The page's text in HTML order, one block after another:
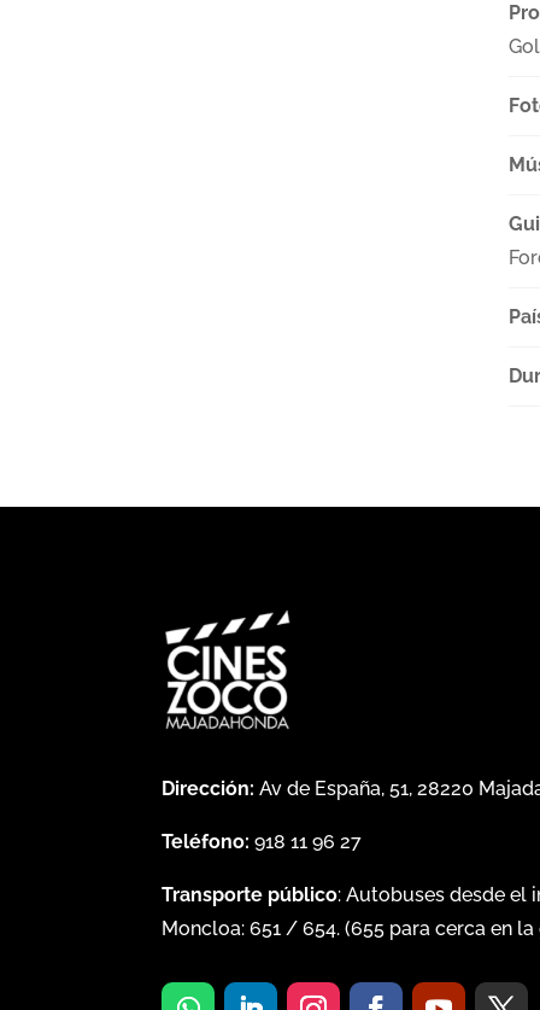
Dirección: Av de España, 51, 28220
Teléfono: 918 11 96 27
Transporte público: Autobuses desde el
Moncloa:651 /654. (655 para cerca en la